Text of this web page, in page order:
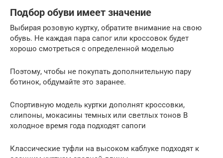
Подбор обуви имеет значение
Выбирая розовую куртку, обратите внимание на свою
обувь. Не каждая пара сапог или кроссовок будет
хорошо смотреться с определенной моделью
Поэтому, чтобы не покупать дополнительную пару
ботинок, обдумайте это заранее.
Спортивную модель куртки дополнят кроссовки,
слипоны, мокасины темных или светлых тонов В
холодное время года подходят сапоги
Классические туфли на высоком каблуке подходят к